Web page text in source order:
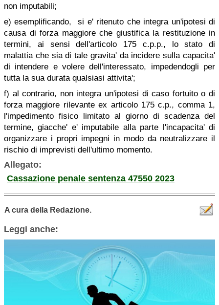
non imputabili;
e) esemplificando, si e' ritenuto che integra un'ipotesi di
causa di forza maggiore che giustifica la restituzione in
termini, ai sensi dell'articolo 175 c.p.p., lo stato di
malattia che sia di tale gravita' da incidere sulla capacita'
di intendere e volere dell'interessato, impedendogli per
tutta la sua durata qualsiasi attivita';
f) al contrario, non integra un'ipotesi di caso fortuito o di
forza maggiore rilevante ex articolo 175 c.p., comma 1,
l'impedimento fisico limitato al giorno di scadenza del
termine, giacche' e' imputabile alla parte l'incapacita' di
organizzare i propri impegni in modo da neutralizzare il
rischio di imprevisti dell'ultimo momento.
Allegato:
Cassazione penale sentenza 47550 2023
A cura della Redazione.
Leggi anche: